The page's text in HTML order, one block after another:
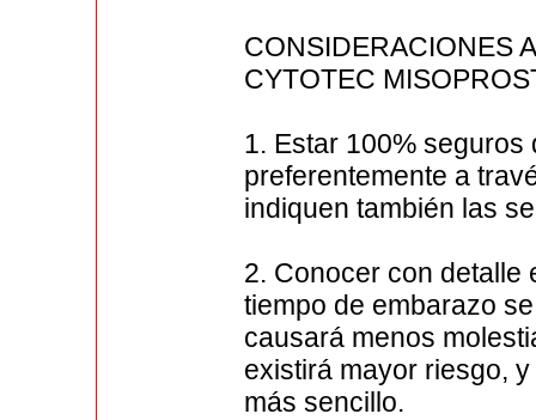
CONSIDERACIONES
CYTOTEC
1. Estar 100%
preferentemente a
indiquen también las
2. Conocer con detalle
tiempo de embarazo
causará menos
existirá mayor riesgo,
más sencillo.